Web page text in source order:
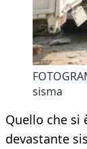
sisma
Quello che si
devastante